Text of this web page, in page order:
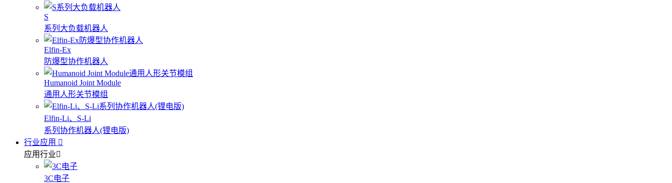
S
系列大负载机器人
Elfin-Ex
防爆型协作机器人
Humanoid Joint Module
通用人形关节模组
Elfin-Li、S-Li
系列协作机器人(锂电版)
行业应用
应用行业
3C电子